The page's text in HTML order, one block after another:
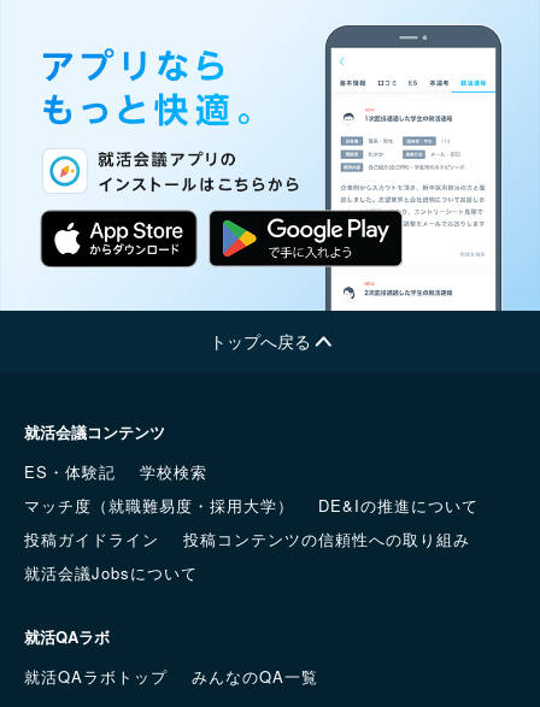
トップへ戻る
就活会議コンテンツ
ES・体験記
学校検索
マッチ度（就職難易度・採用大学）
DE&Iの推進について
投稿ガイドライン
投稿コンテンツの信頼性への取り組み
就活会議Jobsについて
就活QAラボ
就活QAラボトップ
みんなのQA一覧